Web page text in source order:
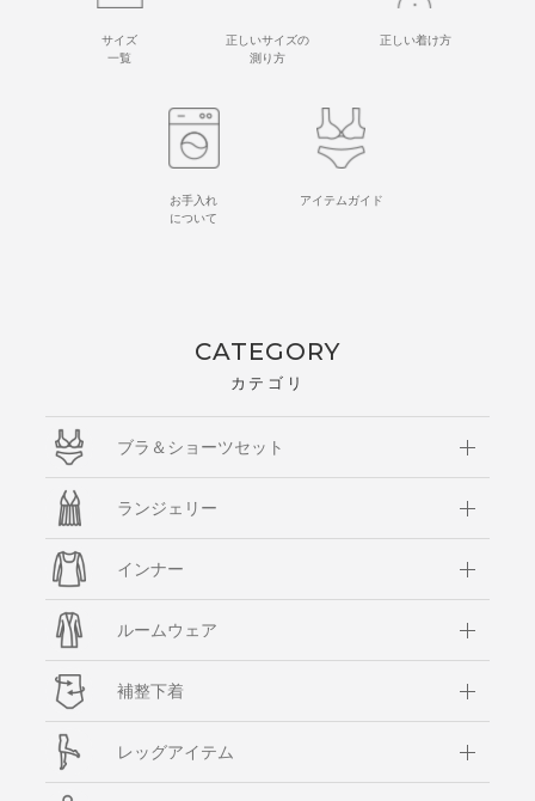
サイズ
一覧
正しいサイズの
測り方
正しい着け方
お手入れ
について
アイテムガイド
CATEGORY
カテゴリ
ブラ＆ショーツセット
ランジェリー
インナー
ルームウェア
補整下着
レッグアイテム